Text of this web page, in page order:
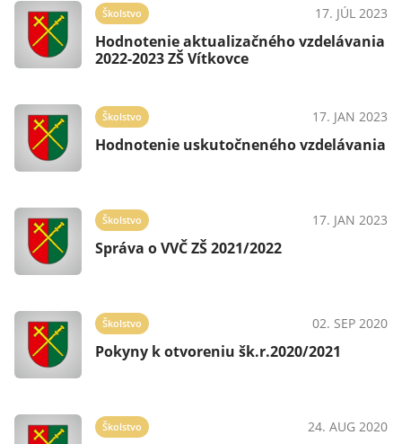
Školstvo 17. JÚL 2023
Hodnotenie aktualizačného vzdelávania
2022-2023 ZŠ Vítkovce
Školstvo 17. JAN 2023
Hodnotenie uskutočneného vzdelávania
Školstvo 17. JAN 2023
Správa o VVČ ZŠ 2021/2022
Školstvo 02. SEP 2020
Pokyny k otvoreniu šk.r.2020/2021
Školstvo 24. AUG 2020